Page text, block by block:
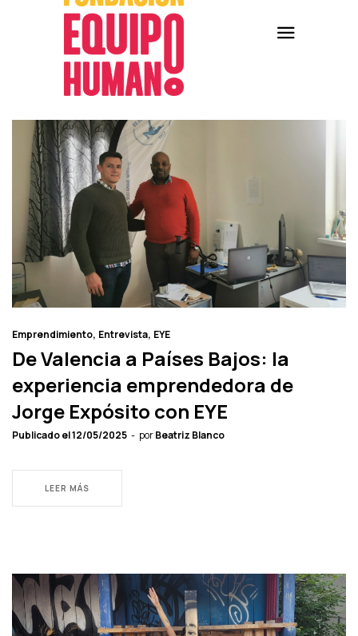
Emprendimiento Entrevista EYE
De Valencia a Países Bajos: la
experiencia emprendedora de
Jorge Expósito con EYE
Publicado el12/05/2025 porBeatriz Blanco
LEER MÁS